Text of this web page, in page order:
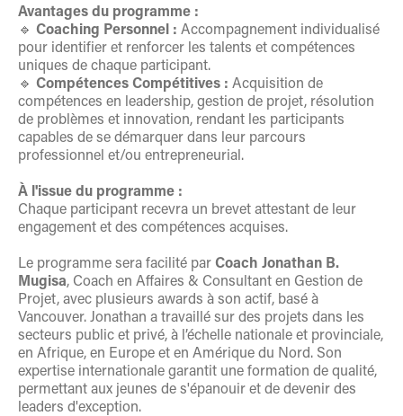
Avantages du programme :
🔹 Coaching Personnel : Accompagnement individualisé
pour identifier et renforcer les talents et compétences
uniques de chaque participant.
🔹 Compétences Compétitives : Acquisition de
compétences en leadership, gestion de projet, résolution
de problèmes et innovation, rendant les participants
capables de se démarquer dans leur parcours
professionnel et/ou entrepreneurial.
À l'issue du programme :
Chaque participant recevra un brevet attestant de leur
engagement et des compétences acquises.
Le programme sera facilité parCoach Jonathan B.
Mugisa, Coach en Affaires & Consultant en Gestion de
Projet, avec plusieurs awards à son actif, basé à
Vancouver. Jonathan a travaillé sur des projets dans les
secteurs public et privé, à l’échelle nationale et provinciale,
en Afrique, en Europe et en Amérique du Nord. Son
expertise internationale garantit une formation de qualité,
permettant aux jeunes de s'épanouir et de devenir des
leaders d'exception.